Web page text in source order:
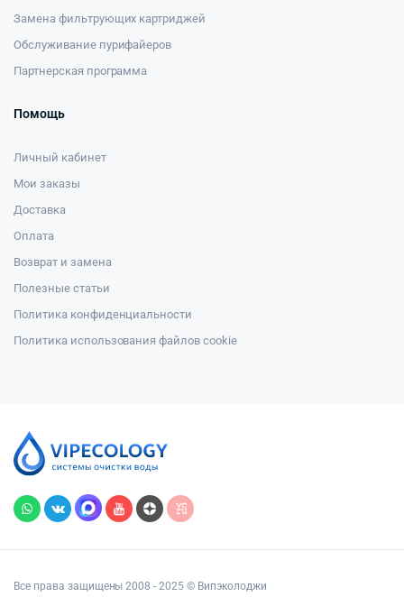
Замена фильтрующих картриджей
Обслуживание пурифайеров
Партнерская программа
Помощь
Личный кабинет
Мои заказы
Доставка
Оплата
Возврат и замена
Полезные статьи
Политика конфиденциальности
Политика использования файлов cookie
Все права защищены 2008 - 2025 © Випэколоджи